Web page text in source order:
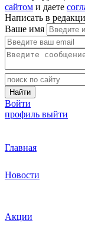
сайтом и даете
Написать в
Ваше имя
Найти
Войти
профиль выйти
Главная
Новости
Акции